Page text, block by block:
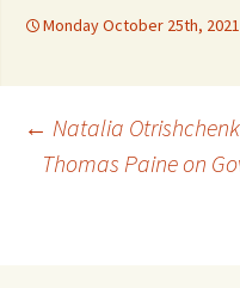
Monday October 25th, 2021
Post
← Natalia
Thomas Paine on